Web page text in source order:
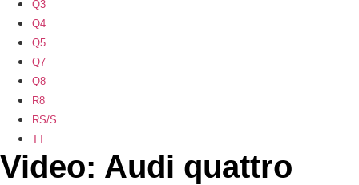
Q3
Q4
Q5
Q7
Q8
R8
RS/S
TT
Video: Audi quattro